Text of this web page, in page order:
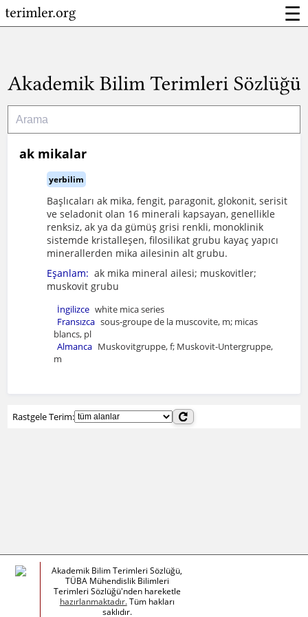
☰
ak mikalar
yerbilim
Başlıcaları ak mika, fengit, paragonit, glokonit, serisit
ve seladonit olan 16 minerali kapsayan, genellikle
renksiz, ak ya da gümüş grisi renkli, monoklinik
sistemde kristalleşen, filosilikat grubu kayaç yapıcı
minerallerden mika ailesinin alt grubu.
Eşanlam: ak mika mineral ailesi; muskovitler;
muskovit grubu
İngilizce white mica series
Fransızca sous-groupe de la muscovite, m; micas
blancs, pl
Almanca Muskovitgruppe, f; Muskovit-Untergruppe,
m
Rastgele Terim:
Akademik Bilim Terimleri Sözlüğü,
TÜBA Mühendislik Bilimleri
Terimleri Sözlüğü'nden hareketle
hazırlanmaktadır.Tüm hakları
saklıdır.